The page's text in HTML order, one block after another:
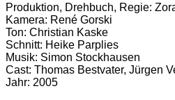
Produktion, Drehbuch, Regie:
Kamera: René Gorski
Ton: Christian Kaske
Schnitt: Heike Parplies
Musik: Simon Stockhausen
Cast: Thomas Bestvater, Jürgen
Jahr: 2005